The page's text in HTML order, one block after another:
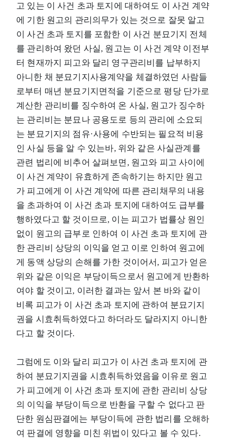
고 있는 이 사건 초과 토지에 대하여도 이 사건 계약
에 기한 원고의 관리의무가 있는 것으로 잘못 알고
이 사건 초과 토지를 포함한 이 사건 분묘기지 전체
를 관리하여 왔던 사실, 원고는 이 사건 계약 이전부
터 현재까지 피고와 달리 영구관리비를 납부하지
아니한 채 분묘기지사용계약을 체결하였던 사람들
로부터 매년 분묘기지면적을 기준으로 평당 단가로
계산한 관리비를 징수하여 온 사실, 원고가 징수하
는 관리비는 분묘나 공용도로 등의 관리에 소요되
는 분묘기지의 점유·사용에 수반되는 필요적 비용
인 사실 등을 알 수 있는바, 위와 같은 사실관계를
관련 법리에 비추어 살펴보면, 원고와 피고 사이에
이 사건 계약이 유효하게 존속하기는 하지만 원고
가 피고에게 이 사건 계약에 따른 관리채무의 내용
을 초과하여 이 사건 초과 토지에 대하여도 급부를
행하였다고 할 것이므로, 이는 피고가 법률상 원인
없이 원고의 급부로 인하여 이 사건 초과 토지에 관
한 관리비 상당의 이익을 얻고 이로 인하여 원고에
게 동액 상당의 손해를 가한 것이어서, 피고가 얻은
위와 같은 이익은 부당이득으로서 원고에게 반환하
여야 할 것이고, 이러한 결과는 앞서 본 바와 같이
비록 피고가 이 사건 초과 토지에 관하여 분묘기지
권을 시효취득하였다고 하더라도 달라지지 아니한
다고 할 것이다.
그럼에도 이와 달리 피고가 이 사건 초과 토지에 관
하여 분묘기지권을 시효취득하였음을 이유로 원고
가 피고에게 이 사건 초과 토지에 관한 관리비 상당
의 이익을 부당이득으로 반환을 구할 수 없다고 판
단한 원심판결에는 부당이득에 관한 법리를 오해하
여 판결에 영향을 미친 위법이 있다고 볼 수 있다.